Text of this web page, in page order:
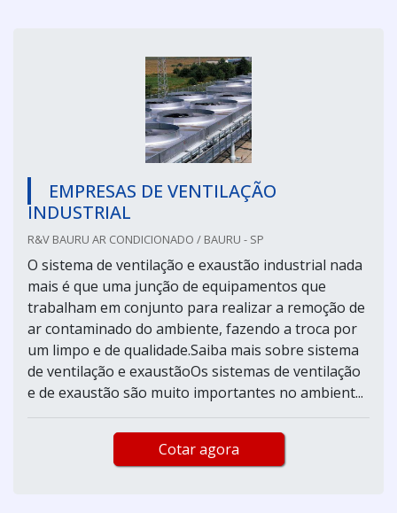
EMPRESAS DE VENTILAÇÃO
INDUSTRIAL
R&V BAURU AR CONDICIONADO / BAURU - SP
O sistema de ventilação e exaustão industrial nada
mais é que uma junção de equipamentos que
trabalham em conjunto para realizar a remoção de
ar contaminado do ambiente, fazendo a troca por
um limpo e de qualidade.Saiba mais sobre sistema
de ventilação e exaustãoOs sistemas de ventilação
e de exaustão são muito importantes no ambient...
Cotar agora